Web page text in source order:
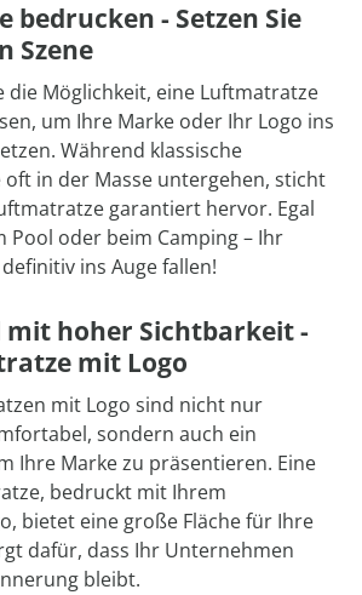
bedrucken - Setzen Sie
Szene
die Möglichkeit, eine Luftmatratze
um Ihre Marke oder Ihr Logo ins
Während klassische
oft in der Masse untergehen, sticht
garantiert hervor. Egal
Pool oder beim Camping – Ihr
ins Auge fallen!
hoher Sichtbarkeit -
mit Logo
mit Logo sind nicht nur
sondern auch ein
Ihre Marke zu präsentieren. Eine
bedruckt mit Ihrem
bietet eine große Fläche für Ihre
dafür, dass Ihr Unternehmen
bleibt.